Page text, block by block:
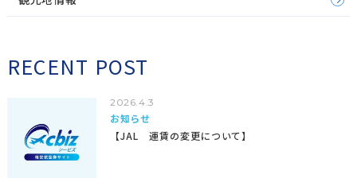
RECENT POST
2026.4.3
お知らせ
【JAL 運賃の変更について】